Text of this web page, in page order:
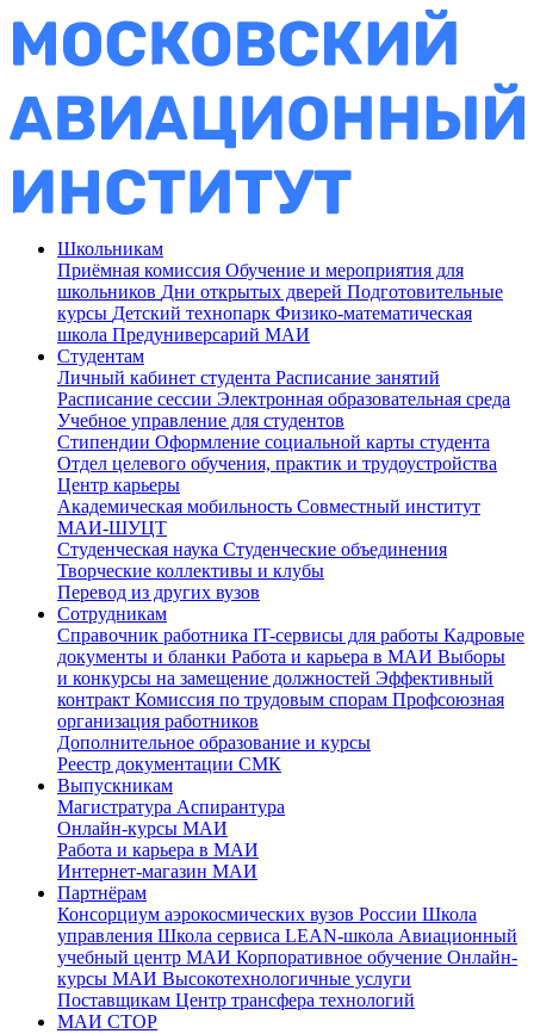
Школьникам
Приёмная комиссия Обучение и мероприятия для
школьников Дни открытых дверей Подготовительные
курсы Детский технопарк Физико-математическая
школа Предуниверсарий МАИ
Студентам
Личный кабинет студента Расписание занятий
Расписание сессии Электронная образовательная среда
Учебное управление для студентов
Стипендии Оформление социальной карты студента
Отдел целевого обучения, практик и трудоустройства
Центр карьеры
Академическая мобильность Совместный институт
МАИ-ШУЦТ
Студенческая наука Студенческие объединения
Творческие коллективы и клубы
Перевод из других вузов
Сотрудникам
Cправочник работника IT-сервисы для работы Кадровые
документы и бланки Работа и карьера в МАИ Выборы
и конкурсы на замещение должностей Эффективный
контракт Комиссия по трудовым спорам Профсоюзная
организация работников
Дополнительное образование и курсы
Реестр документации СМК
Выпускникам
Магистратура Аспирантура
Онлайн-курсы МАИ
Работа и карьера в МАИ
Интернет-магазин МАИ
Партнёрам
Консорциум аэрокосмических вузов России Школа
управления Школа сервиса LEAN-школа Авиационный
учебный центр МАИ Корпоративное обучение Онлайн-
курсы МАИ Высокотехнологичные услуги
Поставщикам Центр трансфера технологий
МАИ СТОР